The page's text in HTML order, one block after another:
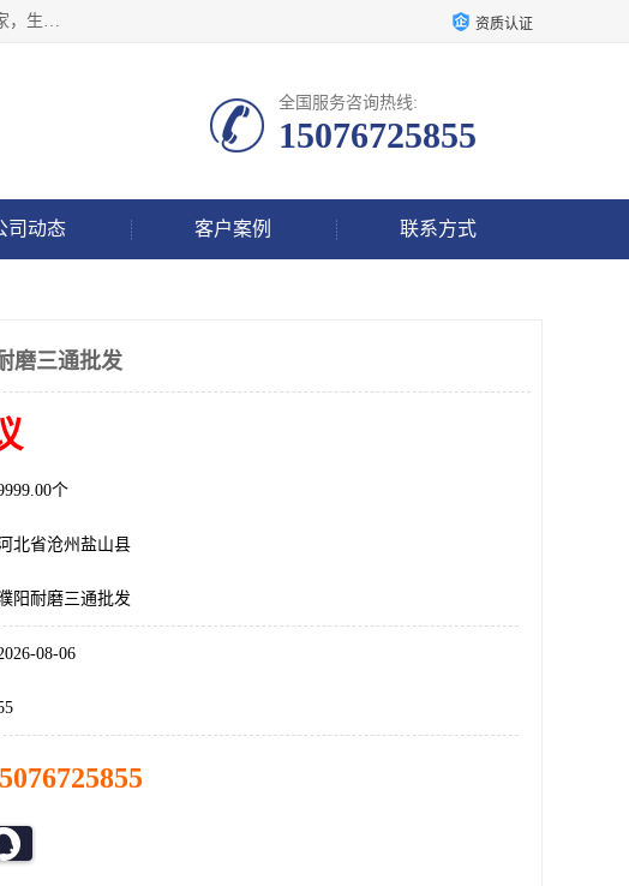
沧州吉轩管道制造有限公司是河北一家专业生产三通、镀锌弯管、弯头、压力容器法兰、锻造法兰、冲压弯头等产品的厂家，生产设备精良，工艺先进，产品规格齐全，售后服务健全。 资质认证
全国服务咨询热线:
15076725855
司动态 客户案例 联系方式
磨三通批发
个
北省沧州盐山县
阳耐磨三通批发
08-06